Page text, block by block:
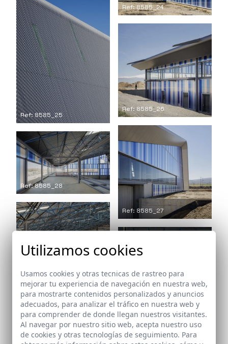
Ref: 8585_24
Ref: 8585_25
Ref: 8585_26
Ref: 8585_27
Ref: 8585_28
Ref: 8585_29
Ref: 8585_30
Utilizamos cookies
Usamos cookies y otras tecnicas de rastreo para
mejorar tu experiencia de navegación en nuestra web,
para mostrarte contenidos personalizados y anuncios
adecuados, para analizar el tráfico en nuestra web y
para comprender de donde llegan nuestros visitantes.
Al navegar por nuestro sitio web, acepta nuestro uso
de cookies y otras tecnologías de seguimiento. Para